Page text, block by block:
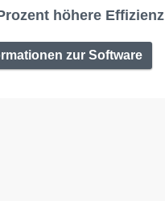
höhere Effizienz
zur Software